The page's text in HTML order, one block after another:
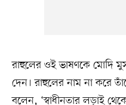
রাহুলের ওই ভাষণকে মোদি
দেন। রাহুলের নাম না করে
বলেন, ‘স্বাধীনতার লড়াই